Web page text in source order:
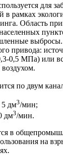
для
в рамках
Область
выбросы.
привода:
0,5 МПа) или
по двум
5 дм3/мин;
дм3/мин.
в
на